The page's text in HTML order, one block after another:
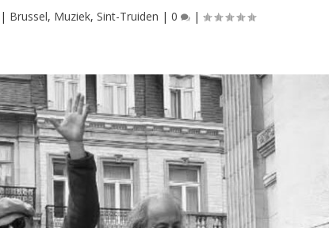
| Brussel, Muziek, Sint-Truiden | 0 |